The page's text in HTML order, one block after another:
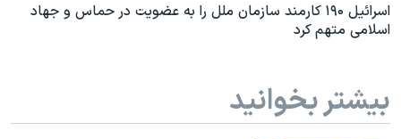
اسرائيل ۱۹۰ کارمند سازمان ملل را به عضویت در حماس و جهاد
اسلامی متهم کرد
بیشتر بخوانید